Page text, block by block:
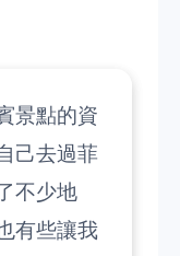
景點的資
己去過菲
不少地
有些讓我